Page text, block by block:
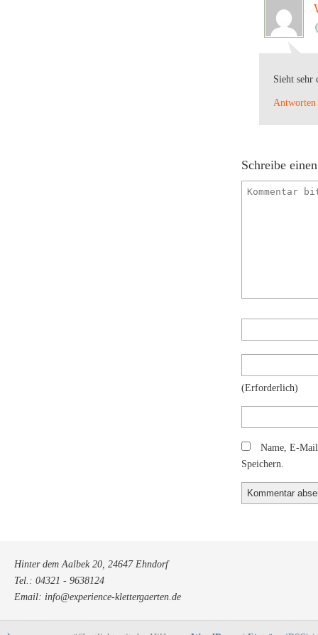
Sieht sehr
Antworten
Schreibe
(erforderlich)
Name, E-
Speichern.
Hinter dem Aalbek 20, 24647 Ehndorf
Tel.: 04321 - 9638124
Email: info@experience-klettergaerten.de